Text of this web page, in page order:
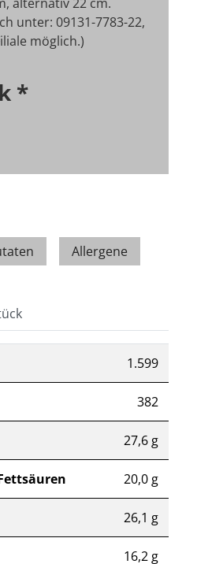
unter: 09131-7783-22,
möglich.)
*
Allergene
1.599
382
27,6 g
20,0 g
26,1 g
16,2 g